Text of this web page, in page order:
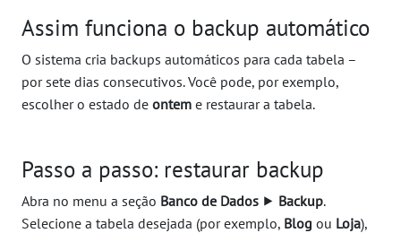
Assim funciona o backup automático
O sistema cria backups automáticos para cada tabela –
por sete dias consecutivos. Você pode, por exemplo,
escolher o estado de ontem e restaurar a tabela.
Passo a passo: restaurar backup
Abra no menu a seção Banco de Dados ⯈ Backup.
Selecione a tabela desejada (por exemplo, Blog ou Loja),